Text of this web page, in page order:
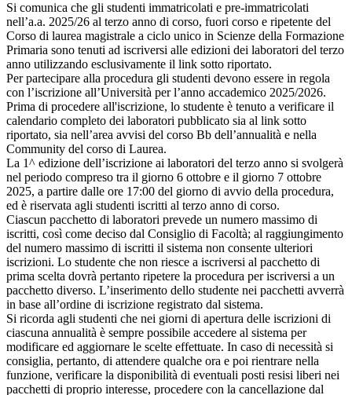
Si comunica che gli studenti immatricolati e pre-immatricolati
nell’a.a. 2025/26 al terzo anno di corso, fuori corso e ripetente del
Corso di laurea magistrale a ciclo unico in Scienze della Formazione
Primaria sono tenuti ad iscriversi alle edizioni dei laboratori del terzo
anno utilizzando esclusivamente il link sotto riportato.
Per partecipare alla procedura gli studenti devono essere in regola
con l’iscrizione all’Università per l’anno accademico 2025/2026.
Prima di procedere all'iscrizione, lo studente è tenuto a verificare il
calendario completo dei laboratori pubblicato sia al link sotto
riportato, sia nell’area avvisi del corso Bb dell’annualità e nella
Community del corso di Laurea.
La 1^ edizione dell’iscrizione ai laboratori del terzo anno si svolgerà
nel periodo compreso tra il giorno 6 ottobre e il giorno 7 ottobre
2025, a partire dalle ore 17:00 del giorno di avvio della procedura,
ed è riservata agli studenti iscritti al terzo anno di corso.
Ciascun pacchetto di laboratori prevede un numero massimo di
iscritti, così come deciso dal Consiglio di Facoltà; al raggiungimento
del numero massimo di iscritti il sistema non consente ulteriori
iscrizioni. Lo studente che non riesce a iscriversi al pacchetto di
prima scelta dovrà pertanto ripetere la procedura per iscriversi a un
pacchetto diverso. L’inserimento dello studente nei pacchetti avverrà
in base all’ordine di iscrizione registrato dal sistema.
Si ricorda agli studenti che nei giorni di apertura delle iscrizioni di
ciascuna annualità è sempre possibile accedere al sistema per
modificare ed aggiornare le scelte effettuate. In caso di necessità si
consiglia, pertanto, di attendere qualche ora e poi rientrare nella
funzione, verificare la disponibilità di eventuali posti resisi liberi nei
pacchetti di proprio interesse, procedere con la cancellazione dal